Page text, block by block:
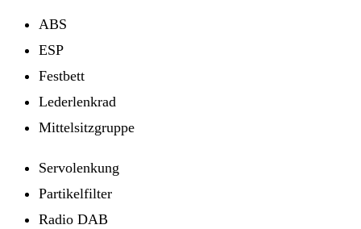
ABS
ESP
Festbett
Lederlenkrad
Mittelsitzgruppe
Servolenkung
Partikelfilter
Radio DAB